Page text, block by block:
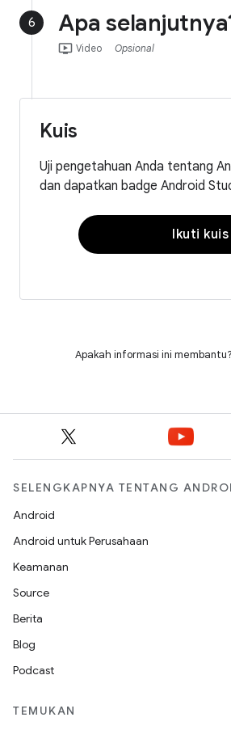
6 Apa
ondemand_video Video Opsional
Kuis
Uji pengetahuan Anda tentang
dan dapatkan badge Android
Ikuti kuis
Apakah informasi ini membantu?
SELENGKAPNYA TENTANG
Android
Android untuk Perusahaan
Keamanan
Source
Berita
Blog
Podcast
TEMUKAN